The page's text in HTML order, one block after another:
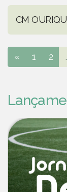
CM
« 1 2